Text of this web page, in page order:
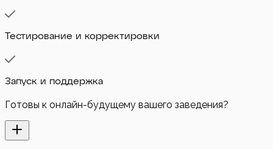
Тестирование и корректировки
Запуск и поддержка
Готовы к онлайн-будущему вашего заведения?